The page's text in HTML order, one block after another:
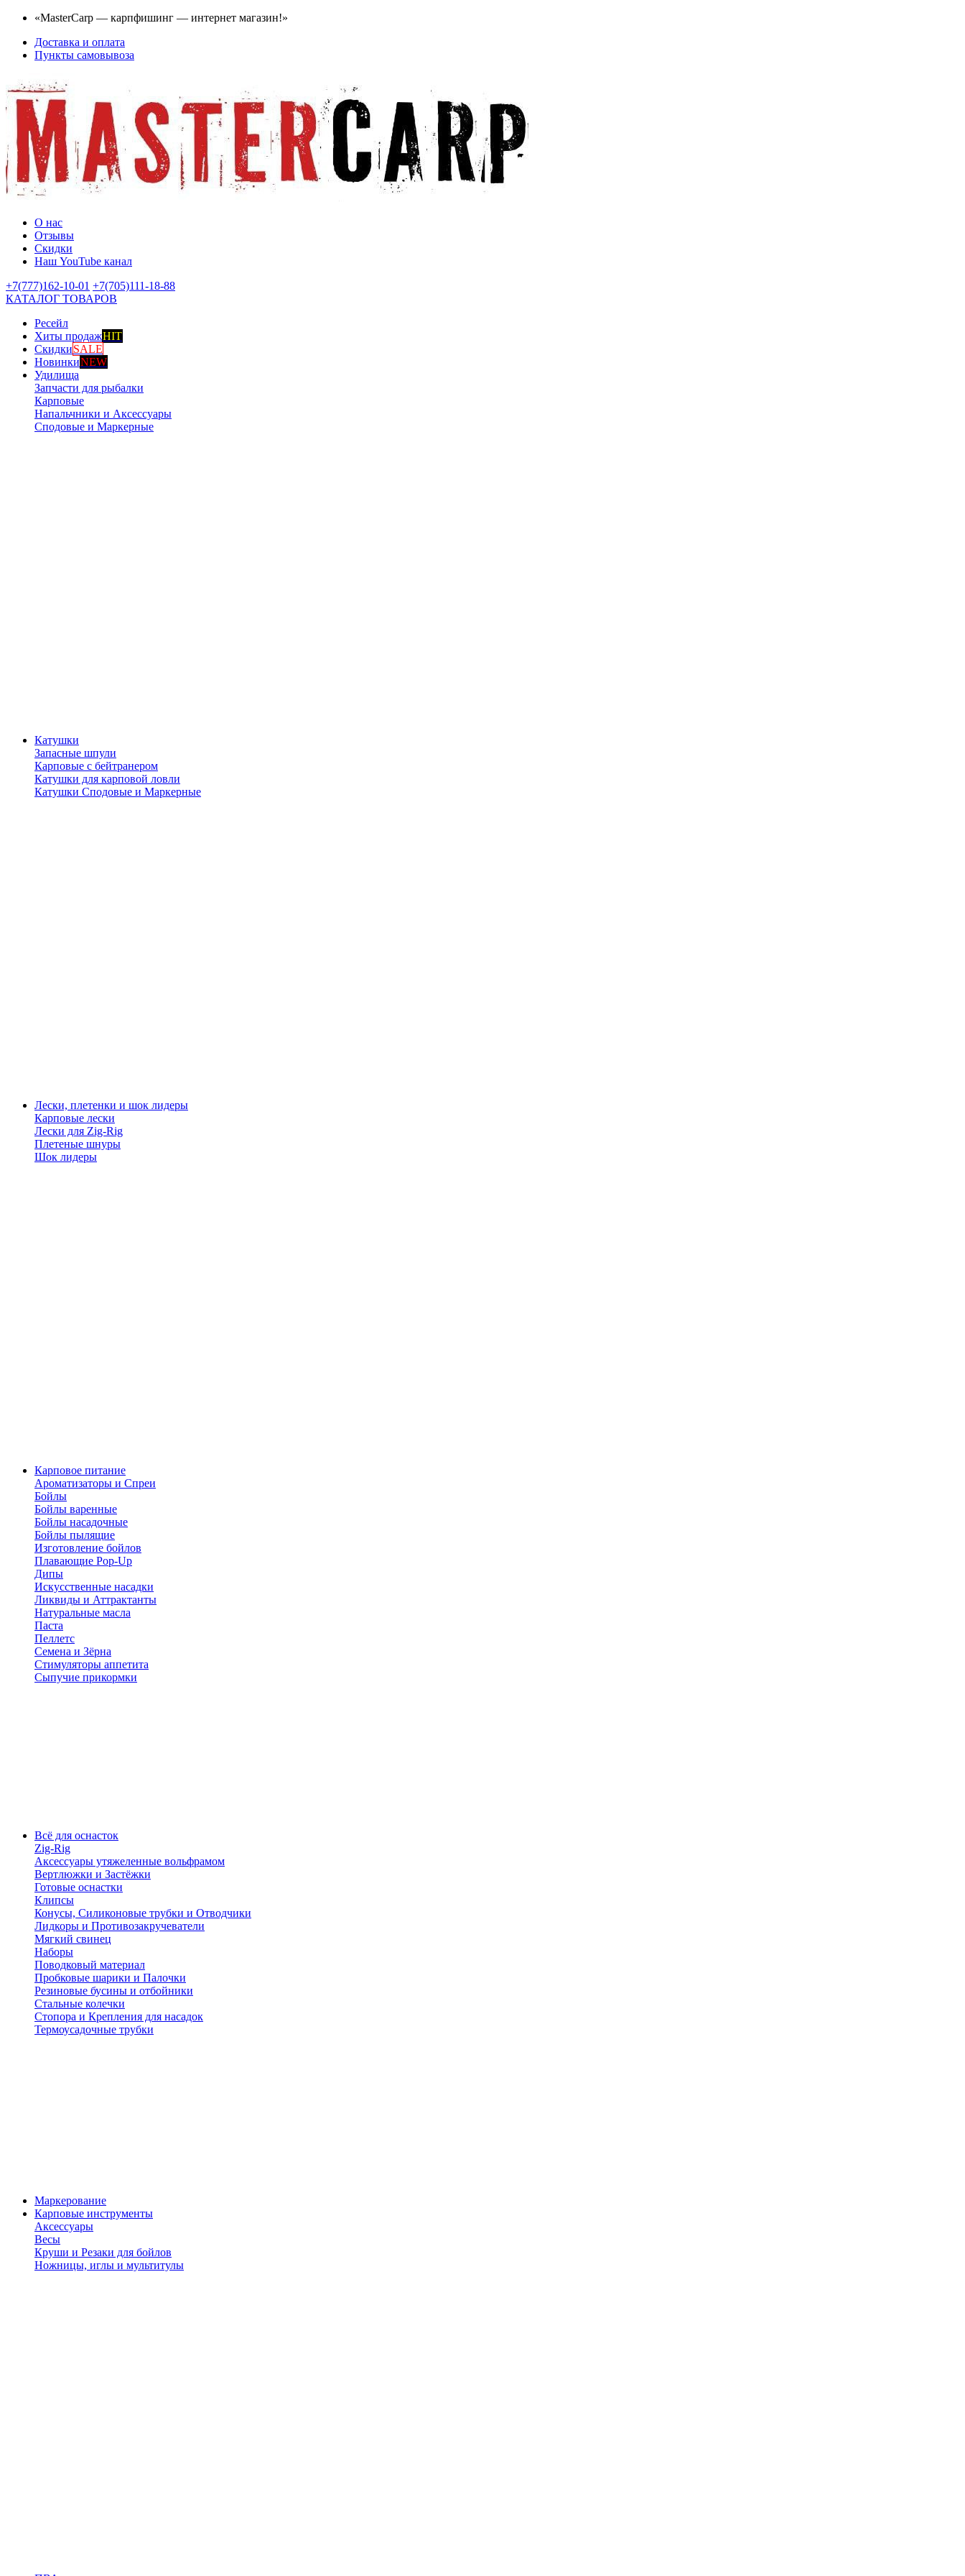
«MasterCarp — карпфишинг — интернет магазин!»
Доставка и оплата
Пункты самовывоза
О нас
Отзывы
Скидки
Наш YouTube канал
+7(777)162-10-01 +7(705)111-18-88
КАТАЛОГ ТОВАРОВ
Ресейл
Хиты продажHIT
СкидкиSALE
НовинкиNEW
Удилища
Запчасти для рыбалки
Карповые
Напальчники и Аксессуары
Сподовые и Маркерные
Катушки
Запасные шпули
Карповые с бейтранером
Катушки для карповой ловли
Катушки Сподовые и Маркерные
Лески, плетенки и шок лидеры
Карповые лески
Лески для Zig-Rig
Плетеные шнуры
Шок лидеры
Карповое питание
Ароматизаторы и Спреи
Бойлы
Бойлы варенные
Бойлы насадочные
Бойлы пылящие
Изготовление бойлов
Плавающие Pop-Up
Дипы
Искусственные насадки
Ликвиды и Аттрактанты
Натуральные масла
Паста
Пеллетс
Семена и Зёрна
Стимуляторы аппетита
Сыпучие прикормки
Всё для оснасток
Zig-Rig
Аксессуары утяжеленные вольфрамом
Вертлюжки и Застёжки
Готовые оснастки
Клипсы
Конусы, Силиконовые трубки и Отводчики
Лидкоры и Противозакручеватели
Мягкий свинец
Наборы
Поводковый материал
Пробковые шарики и Палочки
Резиновые бусины и отбойники
Стальные колечки
Стопора и Крепления для насадок
Термоусадочные трубки
Маркерование
Карповые инструменты
Аксессуары
Весы
Круши и Резаки для бойлов
Ножницы, иглы и мультитулы